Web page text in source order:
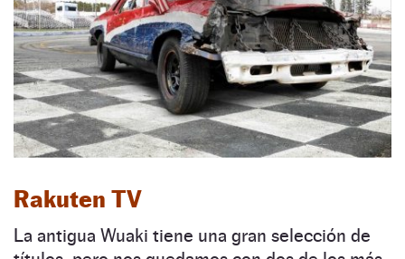
Rakuten TV
La antigua Wuaki tiene una gran selección de